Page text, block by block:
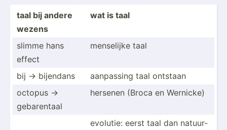
taal bij andere
wezens
wat is taal
slimme hans
effect
menselijke taal
bij -> bijendans
aanpassing taal ontstaan
octopus ->
gebare­ntaal
hersenen (Broca en Wernicke)
evolutie: eerst taal dan natuur­